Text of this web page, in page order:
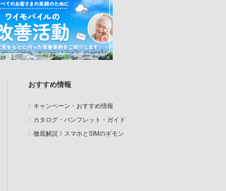
おすすめ情報
キャンペーン・おすすめ情報
カタログ・パンフレット・ガイド
徹底解説！スマホとSIMのギモン